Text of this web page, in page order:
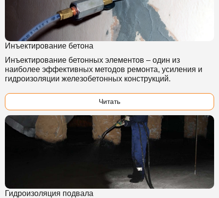
Инъектирование бетона
Инъектирование бетонных элементов – один из
наиболее эффективных методов ремонта, усиления и
гидроизоляции железобетонных конструкций.
Читать
Гидроизоляция подвала